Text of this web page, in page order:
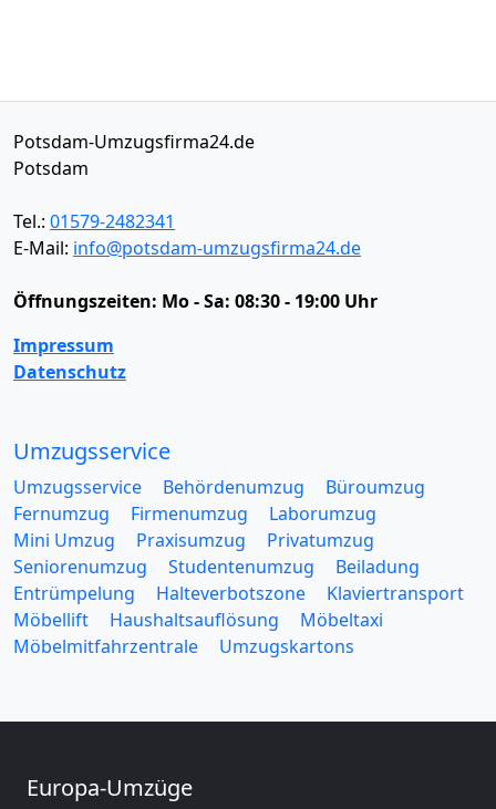
Potsdam-Umzugsfirma24.de
Potsdam
Tel.: 01579-2482341
E-Mail: info@potsdam-umzugsfirma24.de
Öffnungszeiten: Mo - Sa: 08:30 - 19:00 Uhr
Impressum
Datenschutz
Umzugsservice
Umzugsservice Behördenumzug
Büroumzug
Fernumzug
Firmenumzug
Laborumzug
Mini Umzug
Praxisumzug
Privatumzug
Seniorenumzug
Studentenumzug
Beiladung
Entrümpelung
Halteverbotszone
Klaviertransport
Möbellift
Haushaltsauflösung
Möbeltaxi
Möbelmitfahrzentrale
Umzugskartons
Europa-Umzüge